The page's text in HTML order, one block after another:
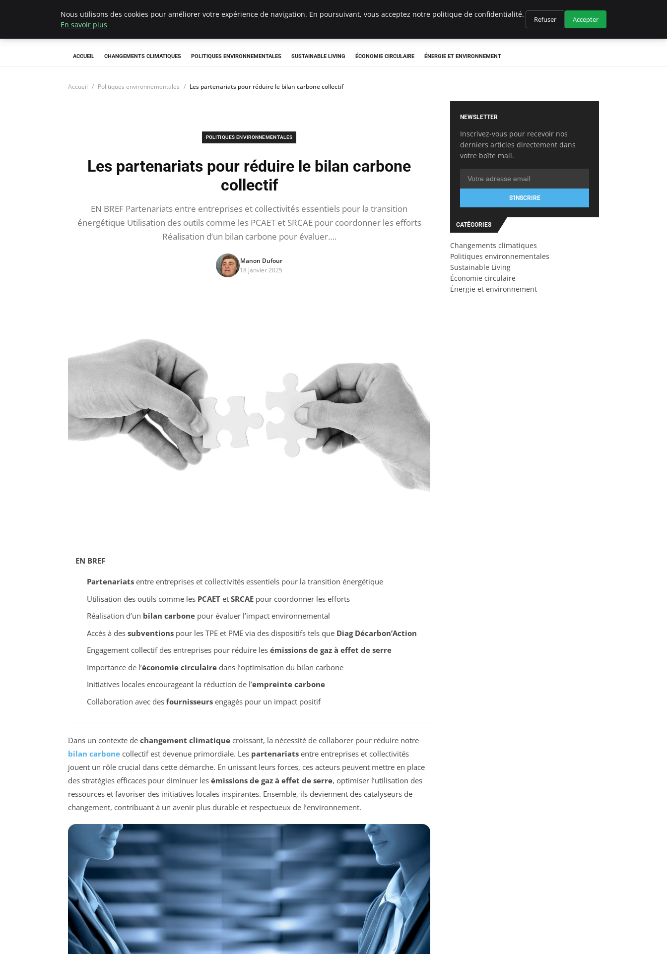
Climategatecountryclub.com
ACCUEIL CHANGEMENTS CLIMATIQUES POLITIQUES ENVIRONNEMENTALES SUSTAINABLE LIVING ÉCONOMIE CIRCULAIRE ÉNERGIE ET ENVIRONNEMENT
Accueil Politiques environnementales Les partenariats pour réduire le bilan carbone collectif
POLITIQUES ENVIRONNEMENTALES
Les partenariats pour réduire le bilan carbone
collectif
EN BREF Partenariats entre entreprises et collectivités essentiels pour la transition
énergétique Utilisation des outils comme les PCAET et SRCAE pour coordonner les efforts
Réalisation d’un bilan carbone pour évaluer….
Manon Dufour
18 janvier 2025
EN BREF
Partenariatsentre entreprises et collectivités essentiels pour la transition énergétique
Utilisation des outils comme les PCAETet SRCAEpour coordonner les efforts
Réalisation d’un bilan carbonepour évaluer l’impact environnemental
Accès à des subventionspour les TPE et PME via des dispositifs tels que Diag Décarbon’Action
Engagement collectif des entreprises pour réduire les émissions de gaz à effet de serre
Importance de l’économie circulairedans l’optimisation du bilan carbone
Initiatives locales encourageant la réduction de l’empreinte carbone
Collaboration avec des fournisseursengagés pour un impact positif
Dans un contexte de changement climatique croissant, la nécessité de collaborer pour réduire notre
bilan carbone collectif est devenue primordiale. Les partenariats entre entreprises et collectivités
jouent un rôle crucial dans cette démarche. En unissant leurs forces, ces acteurs peuvent mettre en place
des stratégies efficaces pour diminuer les émissions de gaz à effet de serre, optimiser l’utilisation des
ressources et favoriser des initiatives locales inspirantes. Ensemble, ils deviennent des catalyseurs de
changement, contribuant à un avenir plus durable et respectueux de l’environnement.
NEWSLETTER
Inscrivez-vous pour recevoir nos
derniers articles directement dans
votre boîte mail.
S'INSCRIRE
CATÉGORIES
Changements climatiques
Politiques environnementales
Sustainable Living
Économie circulaire
Énergie et environnement
Nous utilisons des cookies pour améliorer votre expérience de navigation. En poursuivant, vous acceptez notre politique de confidentialité.
En savoir plus
Refuser Accepter